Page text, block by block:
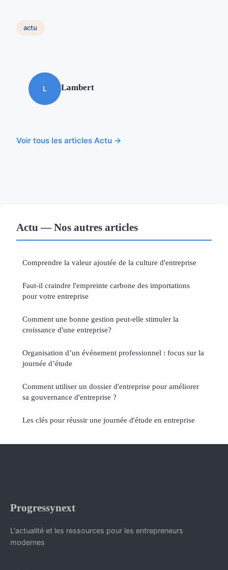
actu
L Lambert
Voir tous les articles Actu →
Actu — Nos autres articles
Comprendre la valeur ajoutée de la culture d'entreprise
Faut-il craindre l'empreinte carbone des importations
pour votre entreprise
Comment une bonne gestion peut-elle stimuler la
croissance d'une entreprise?
Organisation d’un événement professionnel : focus sur la
journée d’étude
Comment utiliser un dossier d'entreprise pour améliorer
sa gouvernance d'entreprise ?
Les clés pour réussir une journée d'étude en entreprise
Progressynext
L'actualité et les ressources pour les entrepreneurs
modernes